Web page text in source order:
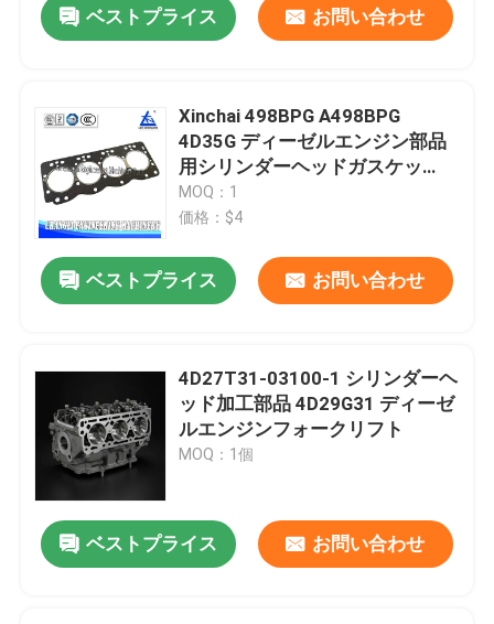
ベストプライス お問い合わせ
Xinchai 498BPG A498BPG
4D35G ディーゼルエンジン部品
用シリンダーヘッドガスケッ
ト、迅速な配送
MOQ：1
価格：$4
ベストプライス お問い合わせ
4D27T31-03100-1 シリンダーヘ
ッド加工部品 4D29G31 ディーゼ
ルエンジンフォークリフト
MOQ：1個
ベストプライス お問い合わせ